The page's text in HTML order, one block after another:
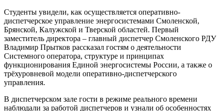
Студенты увидели, как осуществляется оперативно-
диспетчерское управление энергосистемами Смоленской,
Брянской, Калужской и Тверской областей. Первый
заместитель директора – главный диспетчер Смоленского РДУ
Владимир Прытков рассказал гостям о деятельности
Системного оператора, структуре и принципах
функционирования Единой энергосистемы России, а также о
трёхуровневой модели оперативно-диспетчерского
управления.
В диспетчерском зале гости в режиме реального времени
наблюдали за работой диспетчеров и узнали об особенностях